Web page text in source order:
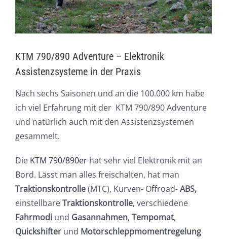
KTM 790/890 Adventure – Elektronik
Assistenzsysteme in der Praxis
Nach sechs Saisonen und an die 100.000 km habe
ich viel Erfahrung mit der KTM 790/890 Adventure
und natürlich auch mit den Assistenzsystemen
gesammelt.
Die KTM 790/890er hat sehr viel Elektronik mit an
Bord. Lässt man alles freischalten, hat man
Traktionskontrolle(MTC), Kurven- Offroad-ABS,
einstellbareTraktionskontrolle, verschiedene
Fahrmodi und Gasannahmen, Tempomat,
Quickshifter und Motorschleppmomentregelung